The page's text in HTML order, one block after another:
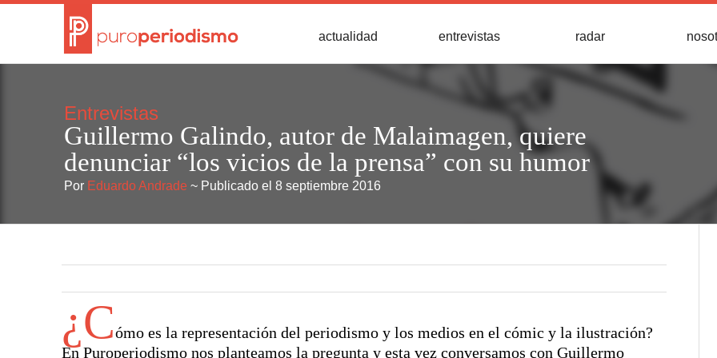
actualidad entrevistas radar
Entrevistas
Guillermo Galindo, autor de Malaimagen, quiere
denunciar “los vicios de la prensa” con su humor
Por Eduardo Andrade ~ Publicado el 8 septiembre 2016
¿Cómo es la representación del periodismo y los medios en el cómic y la ilustración?
En Puroperiodismo nos planteamos la pregunta y esta vez conversamos con Guillermo